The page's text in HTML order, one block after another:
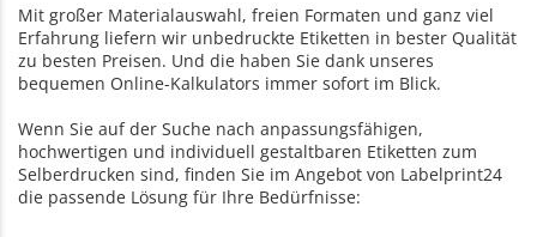
Mit großer Materialauswahl, freien Formaten und ganz viel
Erfahrung liefern wir unbedruckte Etiketten in bester Qualität
zu besten Preisen. Und die haben Sie dank unseres
bequemen Online-Kalkulators immer sofort im Blick.
Wenn Sie auf der Suche nach anpassungsfähigen,
hochwertigen und individuell gestaltbaren Etiketten zum
Selberdrucken sind, finden Sie im Angebot von Labelprint24
die passende Lösung für Ihre Bedürfnisse: